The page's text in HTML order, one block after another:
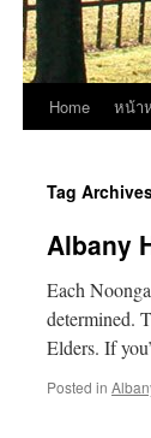
Skip
content
Home หน้า
Tag
Albany
Each
determined.
Elders. If
Posted in